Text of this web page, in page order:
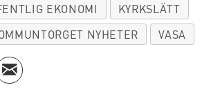
EKONOMI
KYRKSLÄTT
NYHETER VASA